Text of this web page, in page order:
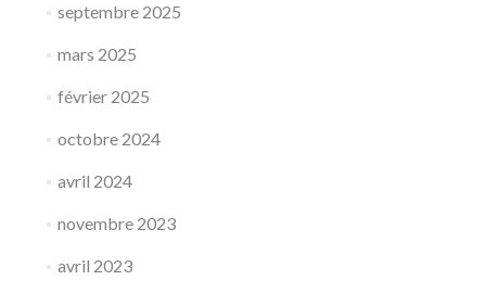
septembre 2025
mars 2025
février 2025
octobre 2024
avril 2024
novembre 2023
avril 2023